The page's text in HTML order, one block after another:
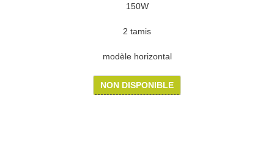
150W
2 tamis
modèle horizontal
NON DISPONIBLE